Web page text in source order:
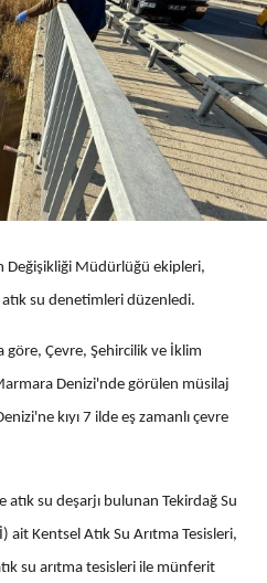
Değişikliği Müdürlüğü ekipleri,
su denetimleri düzenledi.
göre, Çevre, Şehircilik ve İklim
Denizi'nde görülen müsilaj
kıyı 7 ilde eş zamanlı çevre
su deşarjı bulunan Tekirdağ Su
ait Kentsel Atık Su Arıtma Tesisleri,
su arıtma tesisleri ile münferit